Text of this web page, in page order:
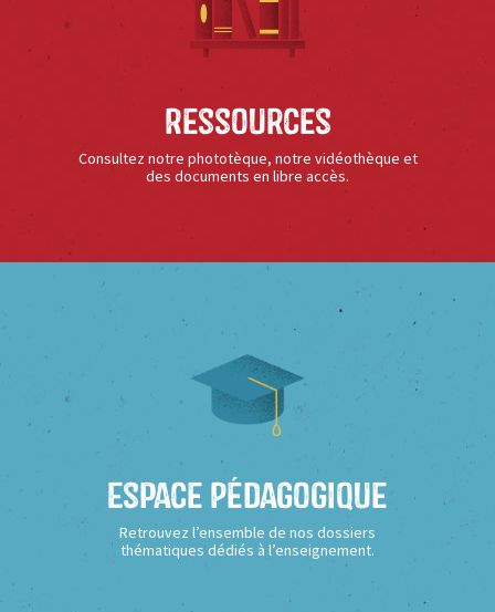
Ressources
Consultez notre phototèque, notre vidéothèque et
des documents en libre accès.
Espace Pédagogique
Retrouvez l’ensemble de nos dossiers
thématiques dédiés à l’enseignement.